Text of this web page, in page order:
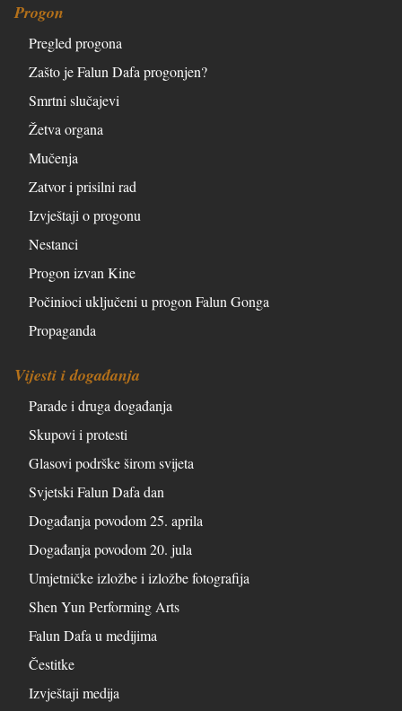
Progon
Pregled progona
Zašto je Falun Dafa progonjen?
Smrtni slučajevi
Žetva organa
Mučenja
Zatvor i prisilni rad
Izvještaji o progonu
Nestanci
Progon izvan Kine
Počinioci uključeni u progon Falun Gonga
Propaganda
Vijesti i događanja
Parade i druga događanja
Skupovi i protesti
Glasovi podrške širom svijeta
Svjetski Falun Dafa dan
Događanja povodom 25. aprila
Događanja povodom 20. jula
Umjetničke izložbe i izložbe fotografija
Shen Yun Performing Arts
Falun Dafa u medijima
Čestitke
Izvještaji medija